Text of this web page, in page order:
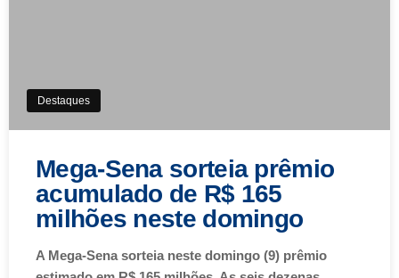
Destaques
Mega-Sena sorteia prêmio
acumulado de R$ 165
milhões neste domingo
A Mega-Sena sorteia neste domingo (9) prêmio